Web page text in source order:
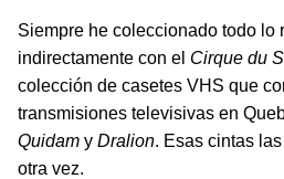
Siempre he coleccionado todo lo
indirectamente con el Cirque du
colección de casetes VHS que
transmisiones televisivas en
Quidam y Dralion. Esas cintas
otra vez.